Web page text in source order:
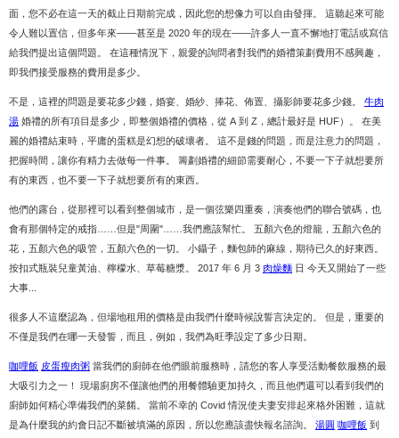
面，您不必在這一天的截止日期前完成，因此您的想像力可以自由發揮。 這聽起來可能
令人難以置信，但多年來——甚至是 2020 年的現在——許多人一直不懈地打電話或寫信
給我們提出這個問題。 在這種情況下，親愛的詢問者對我們的婚禮策劃費用不感興趣，
即我們接受服務的費用是多少。
不是，這裡的問題是要花多少錢，婚宴、婚紗、捧花、佈置、攝影師要花多少錢。 牛肉
湯 婚禮的所有項目是多少，即整個婚禮的價格，從 A 到 Z，總計最好是 HUF）。 在美
麗的婚禮結束時，平庸的蛋糕是幻想的破壞者。 這不是錢的問題，而是注意力的問題，
把握時間，讓你有精力去做每一件事。 籌劃婚禮的細節需要耐心，不要一下子就想要所
有的東西，也不要一下子就想要所有的東西。
他們的露台，從那裡可以看到整個城市，是一個弦樂四重奏，演奏他們的聯合號碼，也
會有那個特定的戒指……但是"周圍"……我們應該幫忙。 五顏六色的燈籠，五顏六色的
花，五顏六色的吸管，五顏六色的一切。 小鑷子，麵包師的麻線，期待已久的好東西。
按扣式瓶裝兒童黃油、檸檬水、草莓糖漿。 2017 年 6 月 3 肉燥麵 日 今天又開始了一些
大事...
很多人不這麼認為，但場地租用的價格是由我們什麼時候說誓言決定的。 但是，重要的
不僅是我們在哪一天發誓，而且，例如，我們為旺季設定了多少日期。
咖哩飯 皮蛋瘦肉粥 當我們的廚師在他們眼前服務時，請您的客人享受活動餐飲服務的最
大吸引力之一！ 現場廚房不僅讓他們的用餐體驗更加持久，而且他們還可以看到我們的
廚師如何精心準備我們的菜餚。 當前不幸的 Covid 情況使夫妻安排起來格外困難，這就
是為什麼我的約會日記不斷被填滿的原因，所以您應該盡快報名諮詢。 湯圓 咖哩飯 到